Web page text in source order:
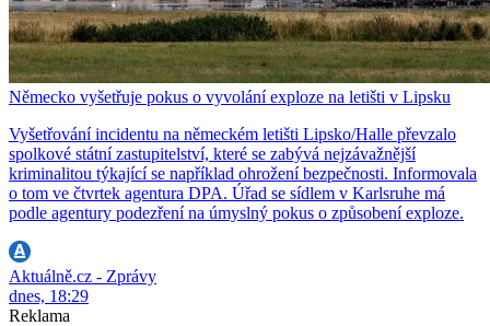
Německo vyšetřuje pokus o vyvolání exploze na letišti v Lipsku
Vyšetřování incidentu na německém letišti Lipsko/Halle převzalo
spolkové státní zastupitelství, které se zabývá nejzávažnější
kriminalitou týkající se například ohrožení bezpečnosti. Informovala
o tom ve čtvrtek agentura DPA. Úřad se sídlem v Karlsruhe má
podle agentury podezření na úmyslný pokus o způsobení exploze.
Aktuálně.cz - Zprávy
dnes, 18:29
Reklama